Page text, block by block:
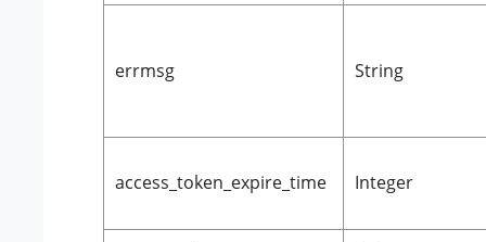
errmsg String
access_token_expire_time Integer